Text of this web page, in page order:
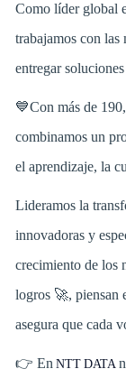
Como líder global
trabajamos con las
entregar
💙Con más de
combinamos un
el aprendizaje, la
Lideramos la
innovadoras y
crecimiento de los
logros 🚀, piensan
asegura que cada
👉 EnNTT DATA